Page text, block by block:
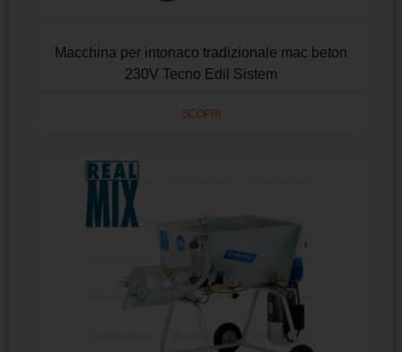
Macchina per intonaco tradizionale mac beton
230V Tecno Edil Sistem
SCOPRI